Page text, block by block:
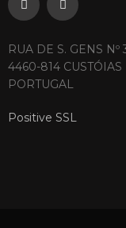
RUA DE S. GENS Nº
4460-814 CUSTÓIAS
PORTUGAL
Positive SSL